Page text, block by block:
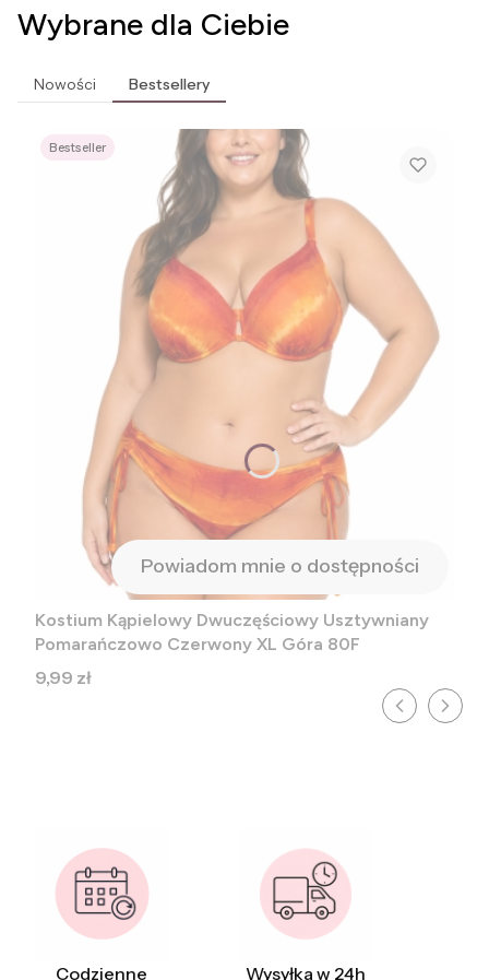
Wybrane dla Ciebie
Nowości Bestsellery
Bestseller
Powiadom mnie o dostępności
Kostium Kąpielowy Dwuczęściowy Usztywniany
Pomarańczowo Czerwony XL Góra 80F
Cena
9,99 zł
Codzienne
Wysyłka w 24h